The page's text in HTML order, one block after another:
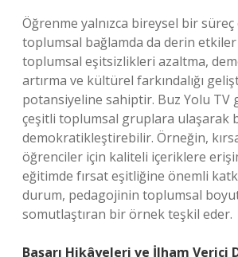
Öğrenme yalnızca bireysel bir süreç
toplumsal bağlamda da derin etkiler
toplumsal eşitsizlikleri azaltma,
artırma ve kültürel farkındalığı
potansiyeline sahiptir. Buz Yolu
çeşitli toplumsal gruplara ulaşarak
demokratikleştirebilir. Örneğin,
öğrenciler için kaliteli içeriklere
eğitimde fırsat eşitliğine önemli
durum, pedagojinin toplumsal
somutlaştıran bir örnek teşkil eder.
Başarı Hikâyeleri ve İlham Verici